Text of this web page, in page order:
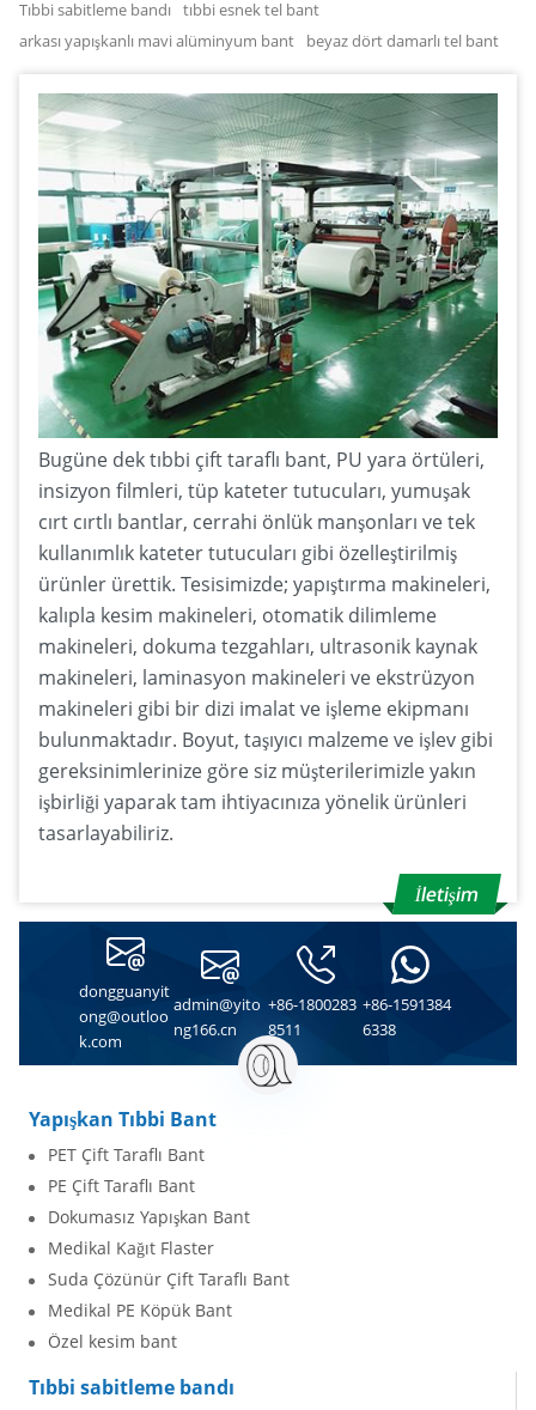
Tıbbi sabitleme bandı tıbbi esnek tel bant
arkası yapışkanlı mavi alüminyum bant
beyaz dört damarlı tel bant
Bugüne dek tıbbi çift taraflı bant, PU yara örtüleri,
insizyon filmleri, tüp kateter tutucuları, yumuşak
cırt cırtlı bantlar, cerrahi önlük manşonları ve tek
kullanımlık kateter tutucuları gibi özelleştirilmiş
ürünler ürettik. Tesisimizde; yapıştırma makineleri,
kalıpla kesim makineleri, otomatik dilimleme
makineleri, dokuma tezgahları, ultrasonik kaynak
makineleri, laminasyon makineleri ve ekstrüzyon
makineleri gibi bir dizi imalat ve işleme ekipmanı
bulunmaktadır. Boyut, taşıyıcı malzeme ve işlev gibi
gereksinimlerinize göre siz müşterilerimizle yakın
işbirliği yaparak tam ihtiyacınıza yönelik ürünleri
tasarlayabiliriz.
İletişim
dongguanyit
ong@outloo
k.com
admin@yito
ng166.cn
+86-1800283
8511
+86-1591384
6338
Yapışkan Tıbbi Bant
PET Çift Taraflı Bant
PE Çift Taraflı Bant
Dokumasız Yapışkan Bant
Medikal Kağıt Flaster
Suda Çözünür Çift Taraflı Bant
Medikal PE Köpük Bant
Özel kesim bant
Tıbbi sabitleme bandı